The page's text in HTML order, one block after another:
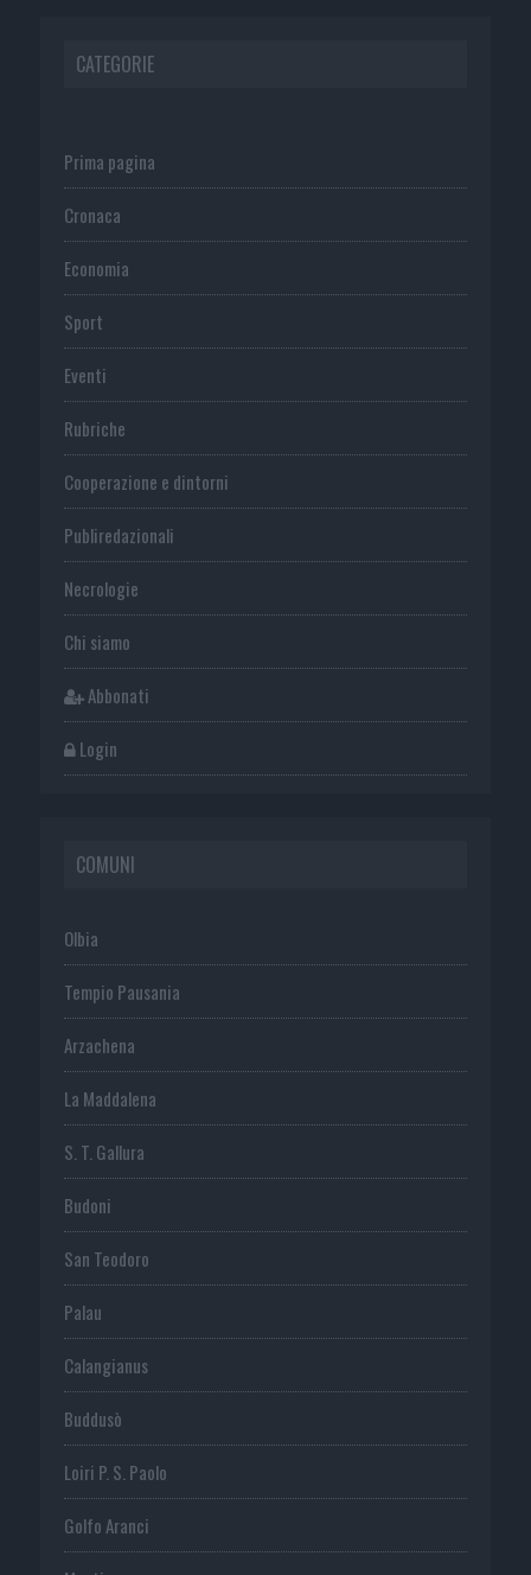
CATEGORIE
Prima pagina
Cronaca
Economia
Sport
Eventi
Rubriche
Cooperazione e dintorni
Publiredazionali
Necrologie
Chi siamo
Abbonati
Login
COMUNI
Olbia
Tempio Pausania
Arzachena
La Maddalena
S. T. Gallura
Budoni
San Teodoro
Palau
Calangianus
Buddusò
Loiri P. S. Paolo
Golfo Aranci